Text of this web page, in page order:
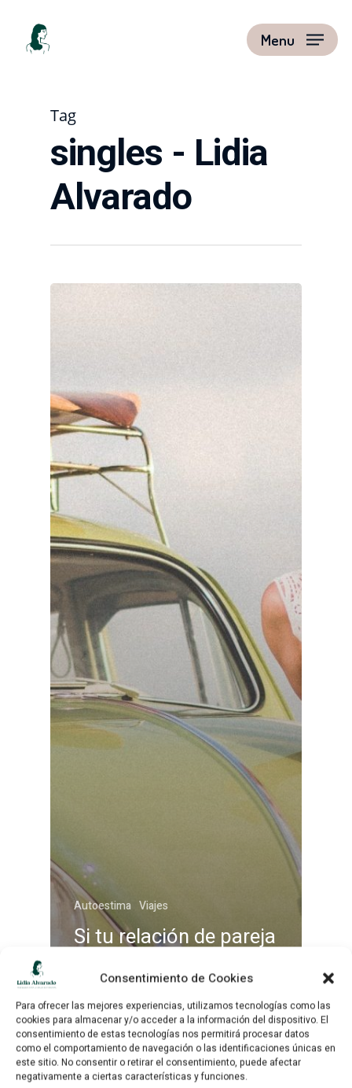
Consentimiento de Cookies
Para ofrecer las mejores experiencias, utilizamos tecnologías como las
cookies para almacenar y/o acceder a la información del dispositivo. El
consentimiento de estas tecnologías nos permitirá procesar datos
como el comportamiento de navegación o las identificaciones únicas en
este sitio. No consentir o retirar el consentimiento, puede afectar
negativamente a ciertas características y funciones.
Menu
Tag
singles - Lidia
Alvarado
Autoestima Viajes
Si tu relación de pareja
se ha roto, viaja sola
Sesiones
Tarifas
Podcast
Super Reinas Club
Gratis